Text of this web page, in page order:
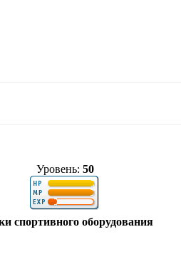
Уровень: 50
спортивного оборудования